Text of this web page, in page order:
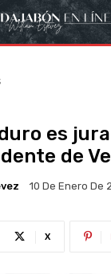
es
de
10 De Enero De
X